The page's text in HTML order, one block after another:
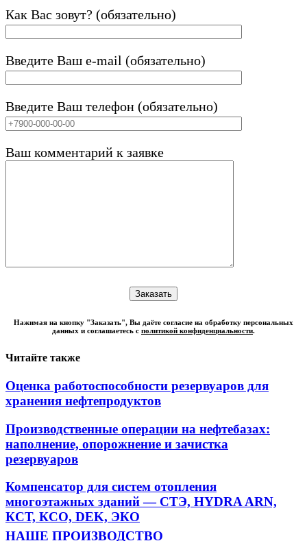
Как Вас зовут? (обязательно)
Введите Ваш e-mail (обязательно)
Введите Ваш телефон (обязательно)
Ваш комментарий к заявке
Нажимая на кнопку "Заказать", Вы даёте согласие на обработку персональных
данных и соглашаетесь с политикой конфиденциальности.
Читайте также
Оценка работоспособности резервуаров для
хранения нефтепродуктов
Производственные операции на нефтебазах:
наполнение, опорожнение и зачистка
резервуаров
Компенсатор для систем отопления
многоэтажных зданий — СТЭ, HYDRA ARN,
КСТ, КСО, DEK, ЭКО
НАШЕ ПРОИЗВОДСТВО